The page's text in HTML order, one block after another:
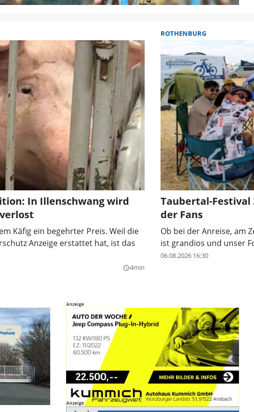
In Illenschwang wird
Käfig ein begehrter Preis. Weil die
Anzeige erstattet hat, ist das
query_builder4min
ROTHENBURG
Taubertal-Festival
der Fans
Ob bei der Anreise, am
ist grandios und unser
06.08.2026 16:30